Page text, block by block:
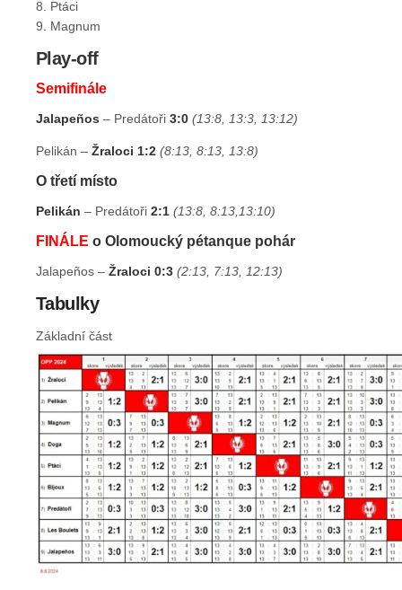
8. Ptáci
9. Magnum
Play-off
Semifinále
Jalapeños – Predátoři 3:0 (13:8, 13:3, 13:12)
Pelikán – Žraloci 1:2 (8:13, 8:13, 13:8)
O třetí místo
Pelikán – Predátoři 2:1 (13:8, 8:13,13:10)
FINÁLE o Olomoucký pétanque pohár
Jalapeños – Žraloci 0:3 (2:13, 7:13, 12:13)
Tabulky
Základní část